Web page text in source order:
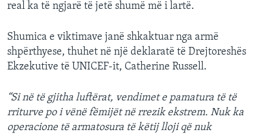
real ka të ngjarë të jetë shumë më i lartë.
Shumica e viktimave janë shkaktuar nga armë
shpërthyese, thuhet në një deklaratë të Drejtoreshës
Ekzekutive të UNICEF-it, Catherine Russell.
“Si në të gjitha luftërat, vendimet e pamatura të të
rriturve po i vënë fëmijët në rrezik ekstrem. Nuk ka
operacione të armatosura të këtij lloji që nuk